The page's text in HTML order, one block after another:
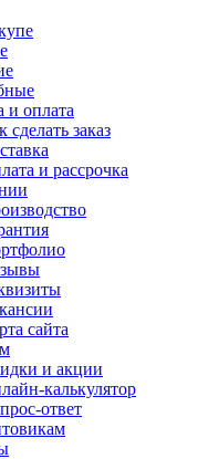
и оплата
сделать заказ
и рассрочка
сайта
и акции
калькулятор
ответ